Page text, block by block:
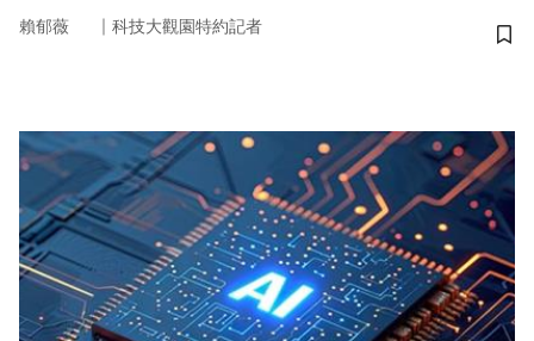
賴郁薇 ｜ 科技大觀園特約記者
儲